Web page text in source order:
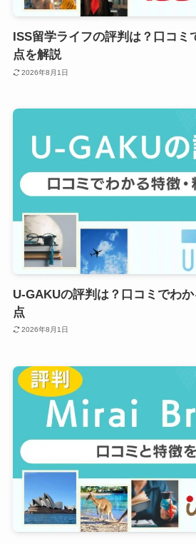
ISS留学ライフの評判は？口コミ
点を解説
2026年8月1日
U-GAKUの評判は？口コミでわ
点
2026年8月1日